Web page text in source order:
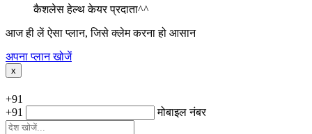
कैशलेस हेल्थ केयर प्रदाता^^
आज ही लें ऐसा प्लान, जिसे क्लेम करना हो आसान
अपना प्लान खोजें
x
+91
+91
मोबाइल नंबर